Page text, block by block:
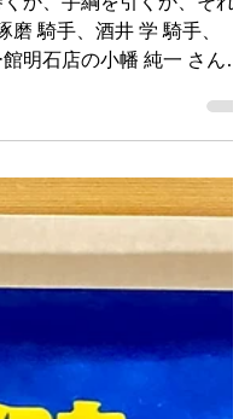
か、手綱を引くか、それ
明石店の小幡 純一 さん
リーンチャンネル、鯛ラ
アングラーズ ルアー館明
副店長 と明石の 釣り船 魚
リ！ 伺うところでは酒井
わけでこのロケとなった
んなレース展開になるの